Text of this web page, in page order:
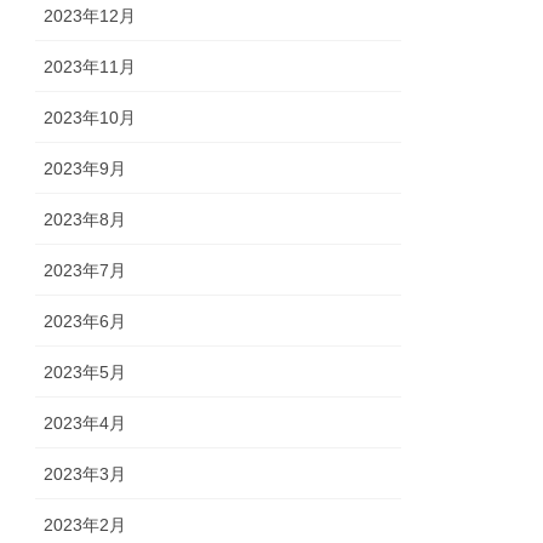
2023年12月
2023年11月
2023年10月
2023年9月
2023年8月
2023年7月
2023年6月
2023年5月
2023年4月
2023年3月
2023年2月